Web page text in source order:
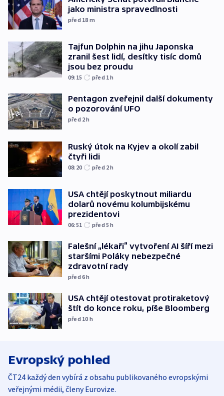
jako ministra spravedlnosti
před 18 m
Tajfun Dolphin na jihu Japonska
zranil šest lidí, desítky tisíc domů
jsou bez proudu
09:15 před 1h
Pentagon zveřejnil další dokumenty
o pozorování UFO
před 2h
Ruský útok na Kyjev a okolí zabil
čtyři lidi
08:20 před 2h
USA chtějí poskytnout miliardu
dolarů novému kolumbijskému
prezidentovi
06:51 před 5h
Falešní „lékaři“ vytvoření AI šíří mezi
staršími Poláky nebezpečné
zdravotní rady
před 6h
USA chtějí otestovat protiraketový
štít do konce roku, píše Bloomberg
před 10 h
Evropský pohled
ČT24 každý den vybírá z obsahu publikovaného evropskými
veřejnými médii, členy Eurovize.